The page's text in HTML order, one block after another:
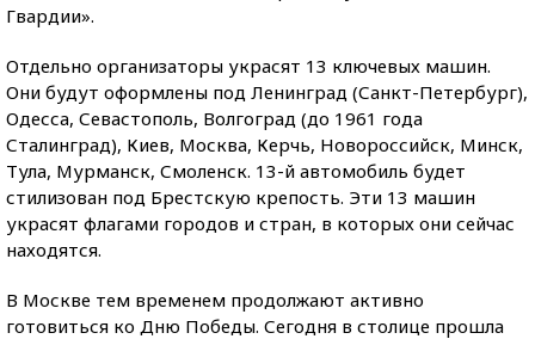
Гвардии».
Отдельно организаторы украсят 13 ключевых машин.
Они будут оформлены под Ленинград (Санкт-Петербург),
Одесса, Севастополь, Волгоград (до 1961 года
Сталинград), Киев, Москва, Керчь, Новороссийск, Минск,
Тула, Мурманск, Смоленск. 13-й автомобиль будет
стилизован под Брестскую крепость. Эти 13 машин
украсят флагами городов и стран, в которых они сейчас
находятся.
В Москве тем временем продолжают активно
готовиться ко Дню Победы. Сегодня в столице прошла